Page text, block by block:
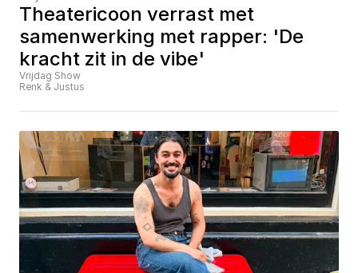
Theatericoon verrast met
samenwerking met rapper: 'De
kracht zit in de vibe'
Vrijdag Show
Renk & Justus